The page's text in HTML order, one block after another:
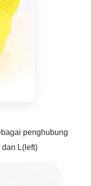
penghubung
L(left)